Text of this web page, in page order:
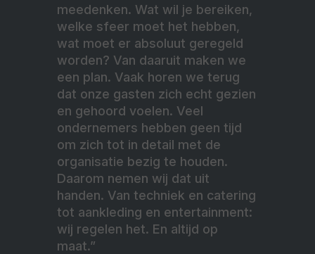
meedenken. Wat wil je bereiken,
welke sfeer moet het hebben,
wat moet er absoluut geregeld
worden? Van daaruit maken we
een plan. Vaak horen we terug
dat onze gasten zich echt gezien
en gehoord voelen. Veel
ondernemers hebben geen tijd
om zich tot in detail met de
organisatie bezig te houden.
Daarom nemen wij dat uit
handen. Van techniek en catering
tot aankleding en entertainment:
wij regelen het. En altijd op
maat.”